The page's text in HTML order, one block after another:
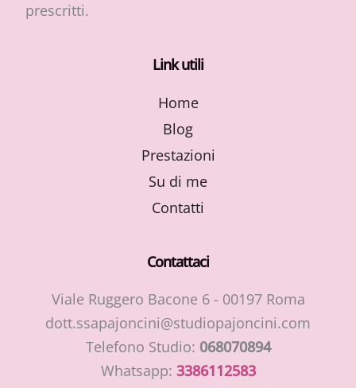
prescritti.
Link utili
Home
Blog
Prestazioni
Su di me
Contatti
Contattaci
Viale Ruggero Bacone 6 - 00197 Roma
dott.ssapajoncini@studiopajoncini.com
Telefono Studio: 068070894
Whatsapp: 3386112583